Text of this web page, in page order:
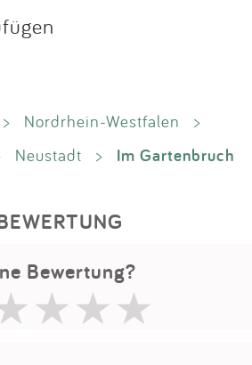
> Nordrhein-Westfalen
>
Neustadt > Im Gartenbruch
Bewertung?